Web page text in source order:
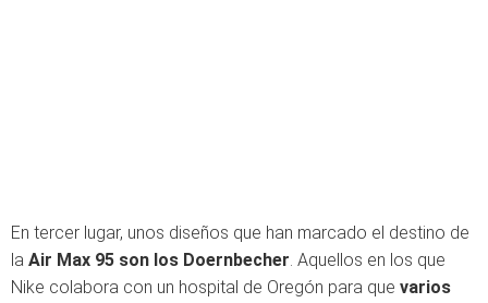
En tercer lugar, unos diseños que han marcado el destino de
la Air Max 95 son los Doernbecher. Aquellos en los que
Nike colabora con un hospital de Oregón para que varios